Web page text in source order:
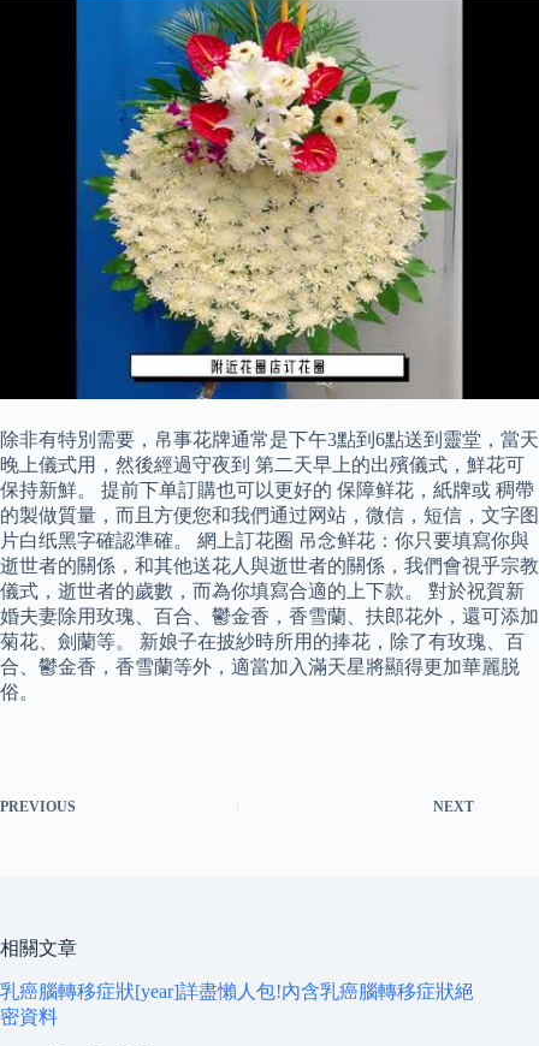
除非有特別需要，帛事花牌通常是下午3點到6點送到靈堂，當天
晚上儀式用，然後經過守夜到 第二天早上的出殯儀式，鮮花可
保持新鮮。 提前下单訂購也可以更好的 保障鲜花，紙牌或 稠帶
的製做質量，而且方便您和我們通过网站，微信，短信，文字图
片白纸黑字確認準確。 網上訂花圈 吊念鲜花：你只要填寫你與
逝世者的關係，和其他送花人與逝世者的關係，我們會視乎宗教
儀式，逝世者的歲數，而為你填寫合適的上下款。 對於祝賀新
婚夫妻除用玫瑰、百合、鬱金香，香雪蘭、扶郎花外，還可添加
菊花、劍蘭等。 新娘子在披紗時所用的捧花，除了有玫瑰、百
合、鬱金香，香雪蘭等外，適當加入滿天星將顯得更加華麗脱
俗。
PREVIOUS NEXT
相關文章
乳癌腦轉移症狀[year]詳盡懶人包!內含乳癌腦轉移症狀絕
密資料